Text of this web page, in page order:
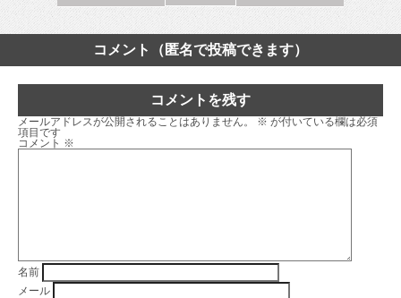
コメント（匿名で投稿できます）
コメントを残す
メールアドレスが公開されることはありません。 ※ が付いている欄は必須
項目です
コメント ※
名前
メール